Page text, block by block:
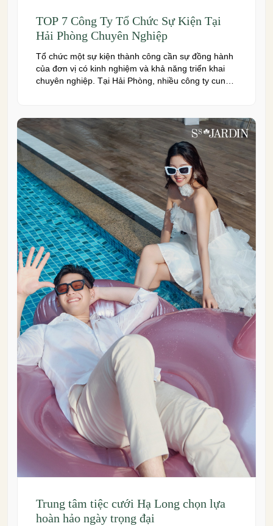
TOP 7 Công Ty Tổ Chức Sự Kiện Tại
Hải Phòng Chuyên Nghiệp
Tổ chức một sự kiện thành công cần sự đồng hành
của đơn vị có kinh nghiệm và khả năng triển khai
chuyên nghiệp. Tại Hải Phòng, nhiều công ty cung
đây là những […]
Trung tâm tiệc cưới Hạ Long chọn lựa
hoàn hảo ngày trọng đại